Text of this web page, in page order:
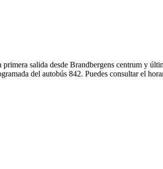
salida desde Brandbergens centrum y
del autobús 842. Puedes consultar el